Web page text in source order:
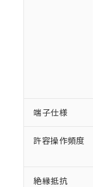
端子仕様
許容操作頻度
絶縁抵抗